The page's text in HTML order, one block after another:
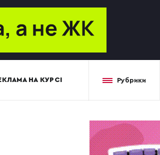
НА КУРСІ Рубрики